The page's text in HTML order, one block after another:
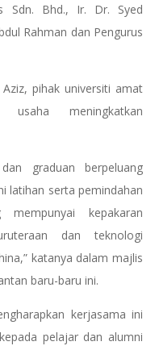
Sdn. Bhd., Ir. Dr. Syed
Rahman dan Pengurus
pihak universiti amat
meningkatkan
graduan berpeluang
latihan serta pemindahan
kepakaran
dan teknologi
katanya dalam majlis
baru-baru ini.
kerjasama ini
pelajar dan alumni